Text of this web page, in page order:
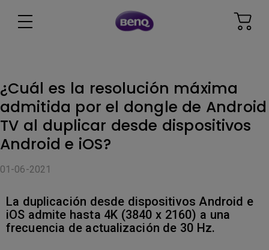
¿Cuál es la resolución máxima
admitida por el dongle de Android
TV al duplicar desde dispositivos
Android e iOS?
01-06-2021
La duplicación desde dispositivos Android e
iOS admite hasta 4K (3840 x 2160) a una
frecuencia de actualización de 30 Hz.